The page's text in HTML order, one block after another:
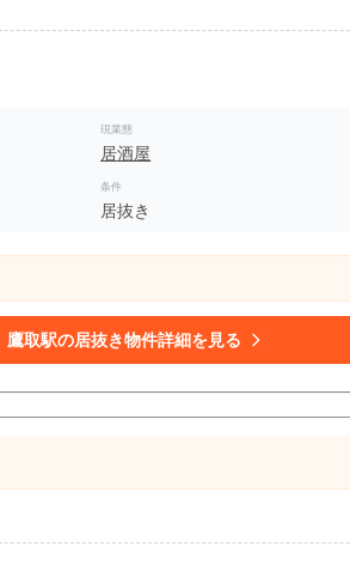
現業態
居酒屋
条件
居抜き
鷹取駅の居抜き物件詳細を見る